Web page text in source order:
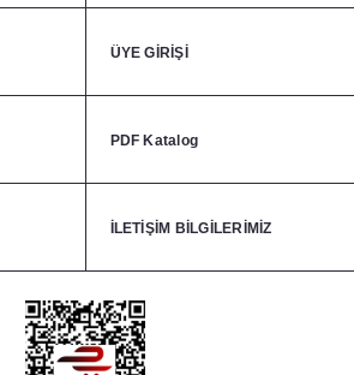
ÜYE GİRİŞİ
PDF Katalog
İLETİŞİM BİLGİLERİMİZ